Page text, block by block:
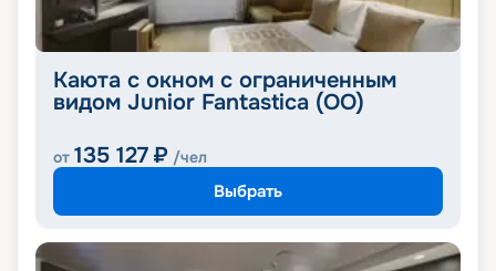
Каюта с окном с ограниченным
видом Junior Fantastica (OO)
от 135 127 ₽ /чел
Выбрать